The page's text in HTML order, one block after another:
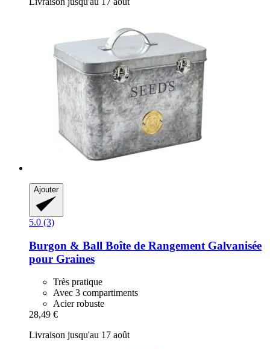
Ajouter
5.0 (3)
Burgon & Ball Boîte de Rangement Galvanisée
pour Graines
Très pratique
Avec 3 compartiments
Acier robuste
28,49 €
Livraison jusqu'au 17 août